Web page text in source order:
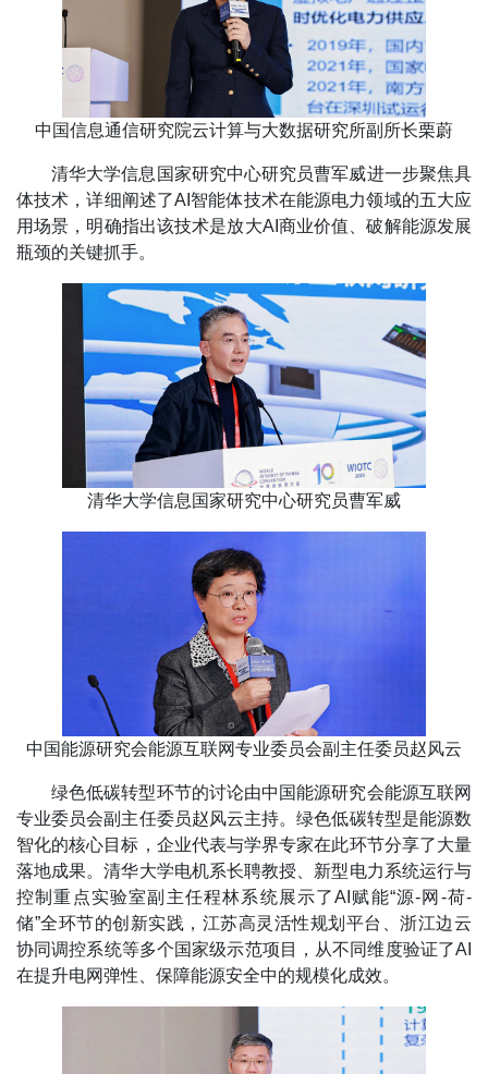
中国信息通信研究院云计算与大数据研究所副所长栗蔚
清华大学信息国家研究中心研究员曹军威进一步聚焦具
体技术，详细阐述了AI智能体技术在能源电力领域的五大应
用场景，明确指出该技术是放大AI商业价值、破解能源发展
瓶颈的关键抓手。
清华大学信息国家研究中心研究员曹军威
中国能源研究会能源互联网专业委员会副主任委员赵风云
绿色低碳转型环节的讨论由中国能源研究会能源互联网
专业委员会副主任委员赵风云主持。绿色低碳转型是能源数
智化的核心目标，企业代表与学界专家在此环节分享了大量
落地成果。清华大学电机系长聘教授、新型电力系统运行与
控制重点实验室副主任程林系统展示了AI赋能“源-网-荷-
储”全环节的创新实践，江苏高灵活性规划平台、浙江边云
协同调控系统等多个国家级示范项目，从不同维度验证了AI
在提升电网弹性、保障能源安全中的规模化成效。